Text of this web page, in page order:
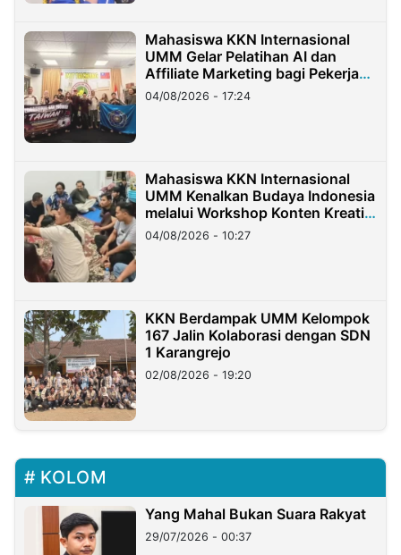
Mahasiswa KKN Internasional
UMM Gelar Pelatihan AI dan
Affiliate Marketing bagi Pekerja
Migran Indonesia di Taiwan
04/08/2026 - 17:24
Mahasiswa KKN Internasional
UMM Kenalkan Budaya Indonesia
melalui Workshop Konten Kreatif
di Taiwan
04/08/2026 - 10:27
KKN Berdampak UMM Kelompok
167 Jalin Kolaborasi dengan SDN
1 Karangrejo
02/08/2026 - 19:20
KOLOM
Yang Mahal Bukan Suara Rakyat
29/07/2026 - 00:37